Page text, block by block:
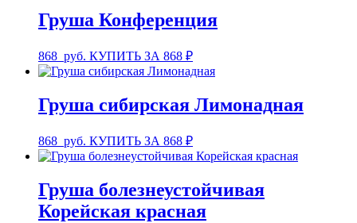
Груша Конференция
868 руб. КУПИТЬ ЗА 868 ₽
Груша сибирская Лимонадная
868 руб. КУПИТЬ ЗА 868 ₽
Груша болезнеустойчивая
Корейская красная